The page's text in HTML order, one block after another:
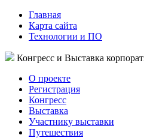
Главная
Карта сайта
Технологии и ПО
Конгресс и Выставка
О проекте
Регистрация
Конгресс
Выставка
Участнику выставки
Путешествия